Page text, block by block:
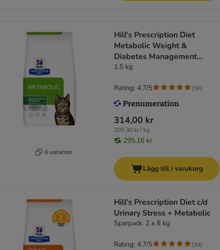
6 varianter
Hill's Prescription Diet
Metabolic Weight &
Diabetes Management
Chicken
1,5 kg
314,00 kr
209,30 kr / kg
295,16 kr
Rating: 4.7/5 (56)
Lägg till i varukorg
Hill's Prescription Diet c/d
Urinary Stress + Metabolic
Sparpack: 2 x 8 kg
Rating: 4.7/5 (34)